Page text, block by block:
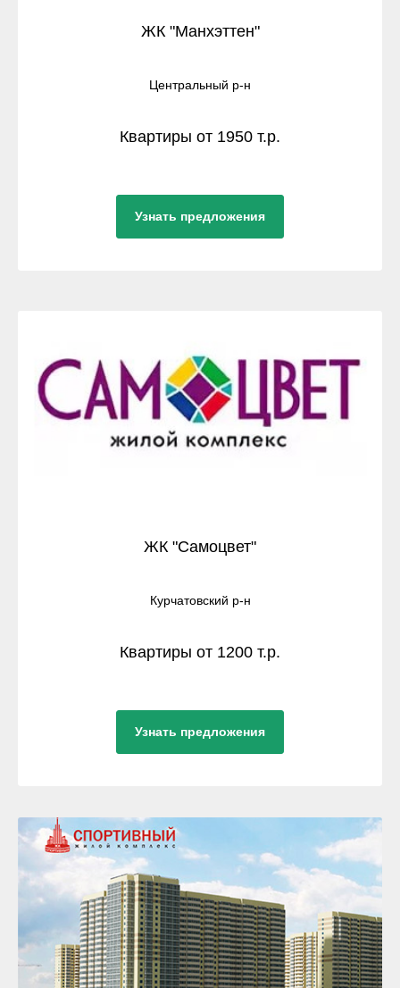
ЖК "Манхэттен"
Центральный р-н
Квартиры от 1950 т.р.
Узнать предложения
ЖК "Самоцвет"
Курчатовский р-н
Квартиры от 1200 т.р.
Узнать предложения